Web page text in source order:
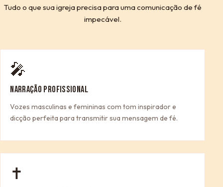
Tudo o que sua igreja precisa para uma comunicação de fé
impecável.
🎤
NARRAÇÃO PROFISSIONAL
Vozes masculinas e femininas com tom inspirador e
dicção perfeita para transmitir sua mensagem de fé.
✝